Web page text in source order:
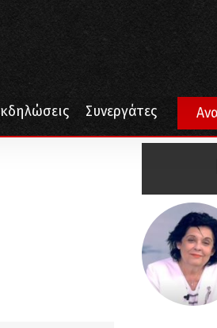
Συνεργάτες